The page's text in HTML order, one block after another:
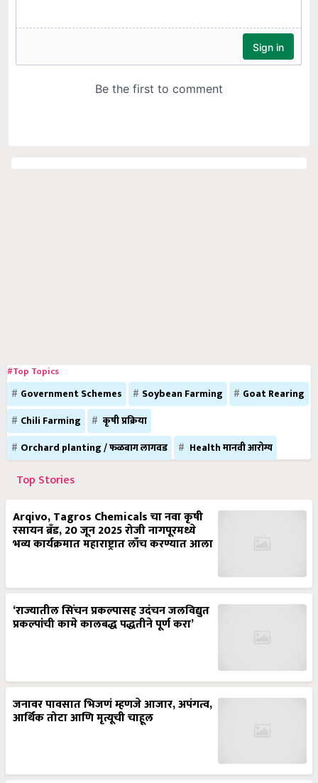
#Top Topics
Government Schemes Soybean Farming
Goat Rearing
Chili Farming
कृषी प्रक्रिया
Orchard planting / फळबाग लागवड
Health मानवी आरोग्य
Top Stories
Arqivo, Tagros Chemicals चा नवा कृषी
रसायन ब्रँड, 20 जून 2025 रोजी नागपूरमध्ये
भव्य कार्यक्रमात महाराष्ट्रात लाँच करण्यात आला
‘राज्यातील सिंचन प्रकल्पासह उदंचन जलविद्युत
प्रकल्पांची कामे कालबद्ध पद्धतीने पूर्ण करा’
जनावर पावसात भिजणं म्हणजे आजार, अपंगत्व,
आर्थिक तोटा आणि मृत्यूची चाहूल